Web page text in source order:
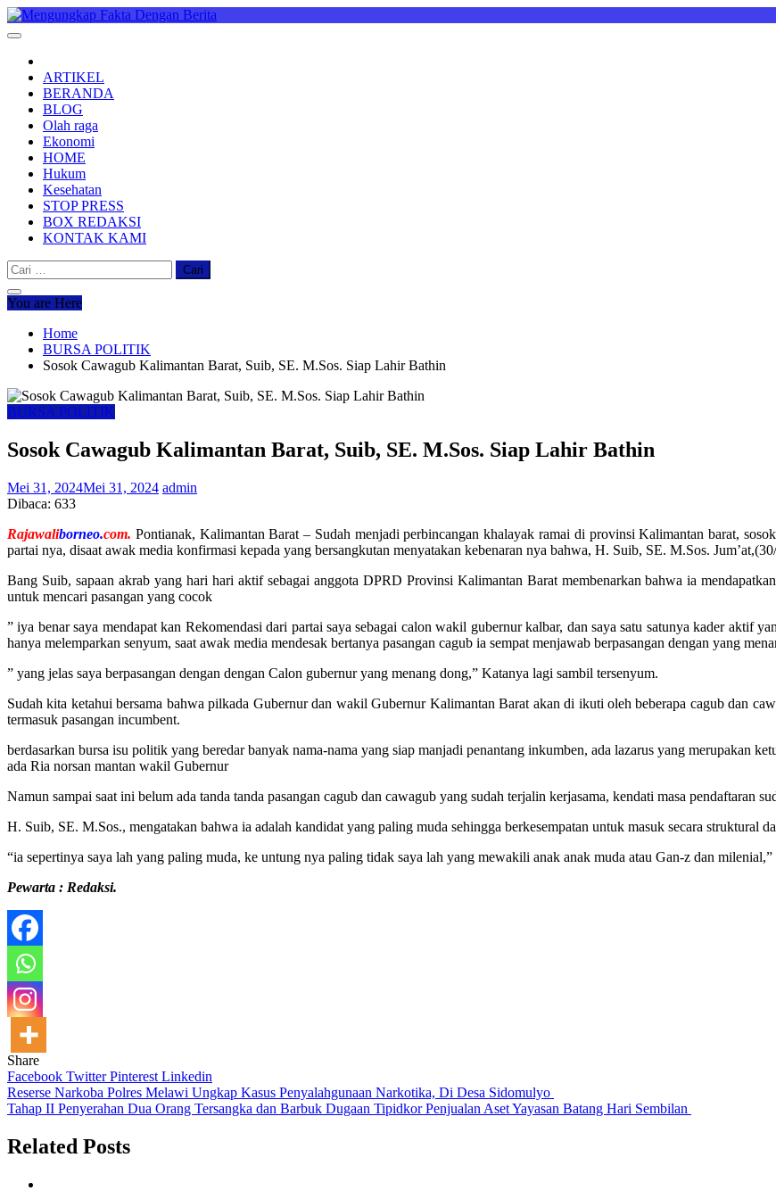
Skip
to
ARTIKEL
BERANDA
BLOG
Olah raga
Ekonomi
HOME
Hukum
Kesehatan
STOP PRESS
BOX REDAKSI
KONTAK KAMI
Cari
untuk:
You are Here
Home
BURSA POLITIK
Sosok Cawagub Kalimantan Barat, Suib, SE. M.Sos. Siap Lahir Bathin
BURSA POLITIK
Sosok Cawagub Kalimantan Barat, Suib, SE. M.Sos. Siap Lahir Bathin
Mei 31, 2024Mei 31, 2024 admin
Dibaca: 633
Rajawaliborneo.com. Pontianak, Kalimantan Barat – Sudah menjadi perbincangan khalayak ramai di provinsi Kalimantan barat,
partai nya, disaat awak media konfirmasi kepada yang bersangkutan menyatakan kebenaran nya bahwa, H. Suib, SE. M.Sos.
Bang Suib, sapaan akrab yang hari hari aktif sebagai anggota DPRD Provinsi Kalimantan Barat membenarkan bahwa ia
untuk mencari pasangan yang cocok
” iya benar saya mendapat kan Rekomendasi dari partai saya sebagai calon wakil gubernur kalbar, dan saya satu satunya kader aktif
hanya melemparkan senyum, saat awak media mendesak bertanya pasangan cagub ia sempat menjawab berpasangan dengan yang
” yang jelas saya berpasangan dengan dengan Calon gubernur yang menang dong,” Katanya lagi sambil tersenyum.
Sudah kita ketahui bersama bahwa pilkada Gubernur dan wakil Gubernur Kalimantan Barat akan di ikuti oleh beberapa cagub dan
termasuk pasangan incumbent.
berdasarkan bursa isu politik yang beredar banyak nama-nama yang siap manjadi penantang inkumben, ada lazarus yang merupakan
ada Ria norsan mantan wakil Gubernur
Namun sampai saat ini belum ada tanda tanda pasangan cagub dan cawagub yang sudah terjalin kerjasama, kendati masa pendaftaran
H. Suib, SE. M.Sos., mengatakan bahwa ia adalah kandidat yang paling muda sehingga berkesempatan untuk masuk secara struktural
“ia sepertinya saya lah yang paling muda, ke untung nya paling tidak saya lah yang mewakili anak anak muda atau Gan-z dan
Pewarta : Redaksi.
Share
Facebook TwitterPinterest Linkedin
Navigasi
pos
Reserse Narkoba Polres Melawi Ungkap Kasus Penyalahgunaan Narkotika, Di Desa Sidomulyo
Tahap II Penyerahan Dua Orang Tersangka dan Barbuk Dugaan Tipidkor Penjualan Aset Yayasan Batang Hari Sembilan
Related Posts